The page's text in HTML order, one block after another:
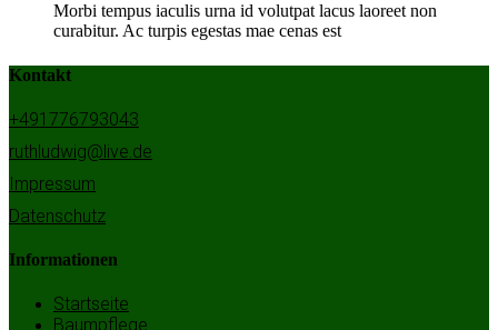
Morbi tempus iaculis urna id volutpat lacus laoreet non
curabitur. Ac turpis egestas mae cenas est
Kontakt
+491776793043
ruthludwig@live.de
Impressum
Datenschutz
Informationen
Startseite
Baumpflege